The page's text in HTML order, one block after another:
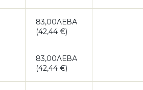
83,00ЛЕВА
(42,44 €)
83,00ЛЕВА
(42,44 €)